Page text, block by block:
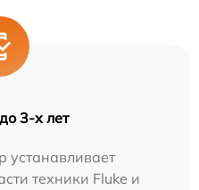
3-х лет
устанавливает
техники Fluke и